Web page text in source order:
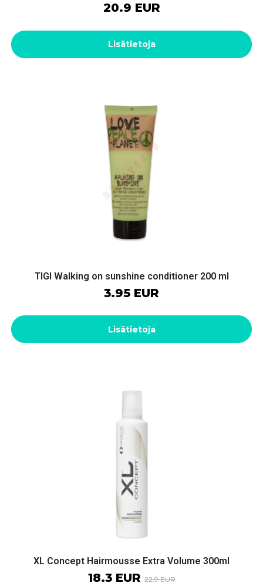
20.9 EUR
Lisätietoja
TIGI Walking on sunshine conditioner 200 ml
3.95 EUR
Lisätietoja
XL Concept Hairmousse Extra Volume 300ml
18.3 EUR22.9 EUR